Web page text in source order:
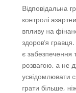
Відповідальна
контролі
впливу на
здоров’я
є забезпечення
розвагою, а не
усвідомлювати
грати більше,